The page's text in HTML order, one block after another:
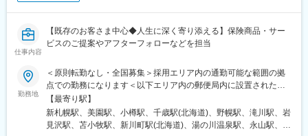
駅、桜町駅(長野県)、電気ビル前駅、南富山駅、片原町駅(富山
県)、福井駅(福井県)、岐阜駅、羽島市役所前駅、関駅(岐阜県)、市
民公園前駅、新可児駅、美薗中央公園駅、瑞穂区役所駅、水野
駅、島ノ関駅、水口石橋駅、一乗寺駅、宇治駅(奈良線)、野田阪神
駅、高田駅(奈良県)、香芝駅、倉敷市駅、山頂駅(千光寺山)、高知
駅前駅、後免中町駅、東新木駅、甘木駅(甘木鉄道線)、長崎駅前
駅、島原船津駅、原爆資料館駅、佐世保中央駅、人吉駅、奥武山
公園駅、ひばりが丘駅(北海道)、千歳町駅(北海道)、函館アリーナ
前駅、あおば通駅、峰駅、上野駅、堀切駅、荒川二丁目駅、立川
花駅、新居浜駅、高知駅、酒殿駅、西鉄千早駅、天拝山駅、大牟
田駅、福間駅、スペースワールド駅、大保駅、九大学研都市駅、
(沖縄県)、小禄駅、宮の沢駅、北仙台駅、津田沼駅、東海神駅、初
富駅、公園駅、青物横丁駅、淡路町駅、新宿駅、京橋駅(東京都)、
茅ケ崎駅、久里浜駅、平沼橋駅、天王町駅、御門台駅、上小田井
駅、栄生駅、矢田駅(愛知県)、新瑞橋駅、木曽川駅、近鉄富田駅、
洛西口駅、西梅田駅、大正駅(大阪府)、今福鶴見駅、大和川駅、岡
山駅、天神川駅、朝倉街道駅、上塩屋駅、旭橋駅、赤嶺駅、京成
仕事内容
【既存のお客さま中心◆人生に深く寄り添える】保険商品・サー
ビスのご提案やアフターフォローなどを担当
勤務地
＜原則転勤なし・全国募集＞採用エリア内の通勤可能な範囲の拠
点での勤務になります＜以下エリア内の郵便局内に設置されたか
んぽサービス部＞■北海道エリア：北海道■東北エリア：青森県、
岩手県、宮城県、秋田県、山形県、福島県■関東エリア：茨城県、
栃木県、群馬県、埼玉県、千葉県■東京エリア：東京都■南関東エ
【最寄り駅】
新札幌駅、美園駅、小樽駅、千歳駅(北海道)、野幌駅、滝川駅、岩
見沢駅、苫小牧駅、新川町駅(北海道)、湯の川温泉駅、永山駅、旭